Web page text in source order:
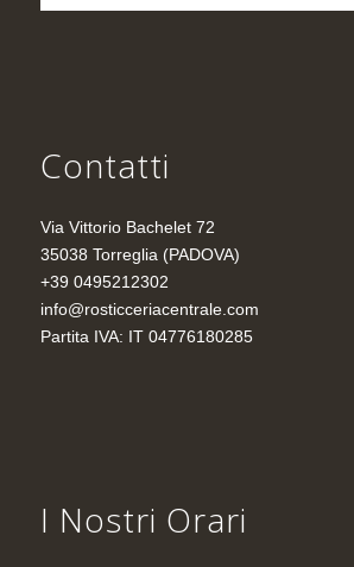
Contatti
Via Vittorio Bachelet 72
35038 Torreglia (PADOVA)
+39 0495212302
info@rosticceriacentrale.com
Partita IVA: IT 04776180285
I Nostri Orari